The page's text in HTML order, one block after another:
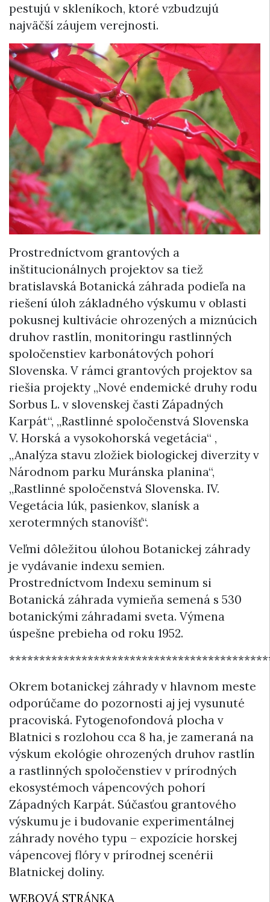
pestujú v skleníkoch, ktoré vzbudzujú
najväčší záujem verejnosti.
Prostredníctvom grantových a
inštitucionálnych projektov sa tiež
bratislavská Botanická záhrada podieľa na
riešení úloh základného výskumu v oblasti
pokusnej kultivácie ohrozených a miznúcich
druhov rastlín, monitoringu rastlinných
spoločenstiev karbonátových pohorí
Slovenska. V rámci grantových projektov sa
riešia projekty „Nové endemické druhy rodu
Sorbus L. v slovenskej časti Západných
Karpát“, „Rastlinné spoločenstvá Slovenska
V. Horská a vysokohorská vegetácia“ ,
„Analýza stavu zložiek biologickej diverzity v
Národnom parku Muránska planina“,
„Rastlinné spoločenstvá Slovenska. IV.
Vegetácia lúk, pasienkov, slanísk a
xerotermných stanovíšť“.
Veľmi dôležitou úlohou Botanickej záhrady
je vydávanie indexu semien.
Prostredníctvom Indexu seminum si
Botanická záhrada vymieňa semená s 530
botanickými záhradami sveta. Výmena
úspešne prebieha od roku 1952.
Okrem botanickej záhrady v hlavnom meste
odporúčame do pozornosti aj jej vysunuté
pracoviská. Fytogenofondová plocha v
Blatnici s rozlohou cca 8 ha, je zameraná na
výskum ekológie ohrozených druhov rastlín
a rastlinných spoločenstiev v prírodných
ekosystémoch vápencových pohorí
Západných Karpát. Súčasťou grantového
výskumu je i budovanie experimentálnej
záhrady nového typu – expozície horskej
vápencovej flóry v prírodnej scenérii
Blatnickej doliny.
WEBOVÁ STRÁNKA